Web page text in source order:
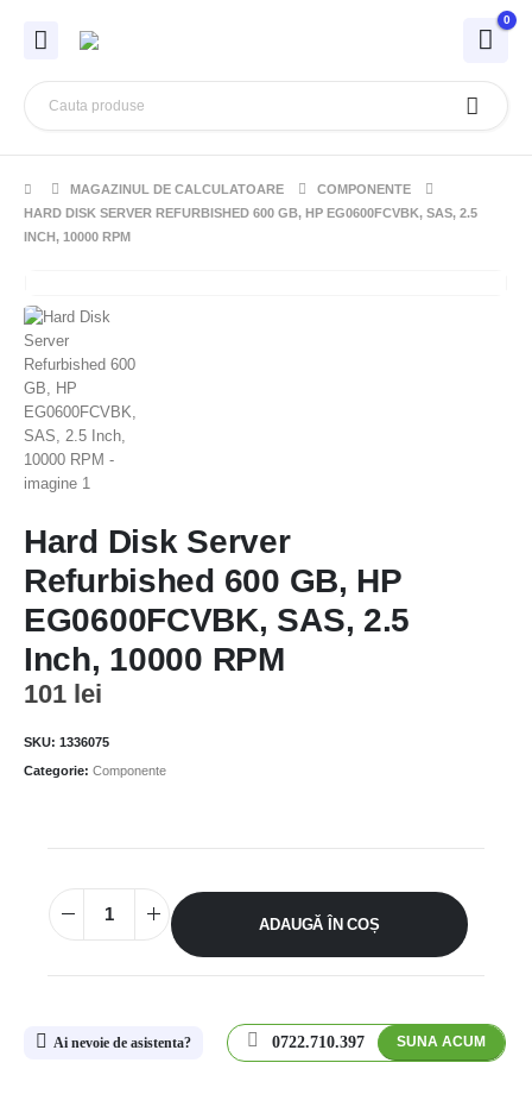
0
MAGAZINUL DE CALCULATOARE
COMPONENTE
HARD DISK SERVER REFURBISHED 600 GB, HP EG0600FCVBK, SAS, 2.5
INCH, 10000 RPM
Hard Disk Server
Refurbished 600 GB, HP
EG0600FCVBK, SAS, 2.5
Inch, 10000 RPM
101 lei
SKU: 1336075
Categorie: Componente
ADAUGĂ ÎN COȘ
Ai nevoie de asistenta? 0722.710.397 SUNA ACUM